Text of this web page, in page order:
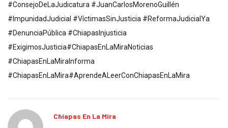
#ConsejoDeLaJudicatura #JuanCarlosMorenoGuillén
#ImpunidadJudicial #VíctimasSinJusticia #ReformaJudicialYa
#DenunciaPública #ChiapasInjusticia
#ExigimosJusticia#ChiapasEnLaMiraNoticias
#ChiapasEnLaMiraInforma
#ChiapasEnLaMira#AprendeALeerConChiapasEnLaMira
Chiapas En La Mira